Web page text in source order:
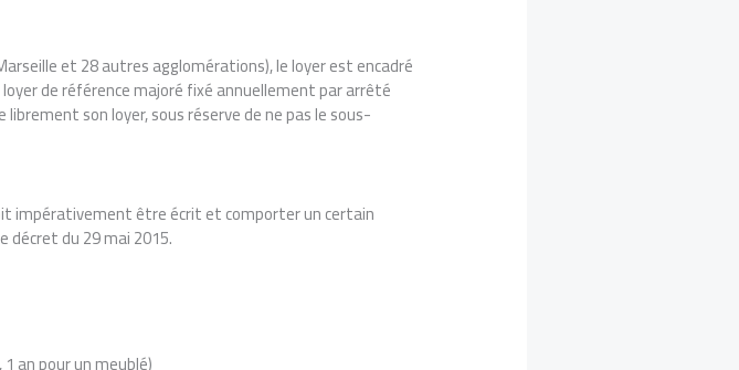
et 28 autres agglomérations), le loyer est encadré
de référence majoré fixé annuellement par arrêté
son loyer, sous réserve de ne pas le sous-
impérativement être écrit et comporter un certain
décret du 29 mai 2015.
an pour un meublé)